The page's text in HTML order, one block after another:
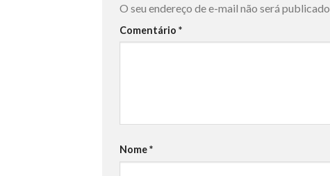
O seu endereço de e-mail não será publicado.
Comentário *
Nome*